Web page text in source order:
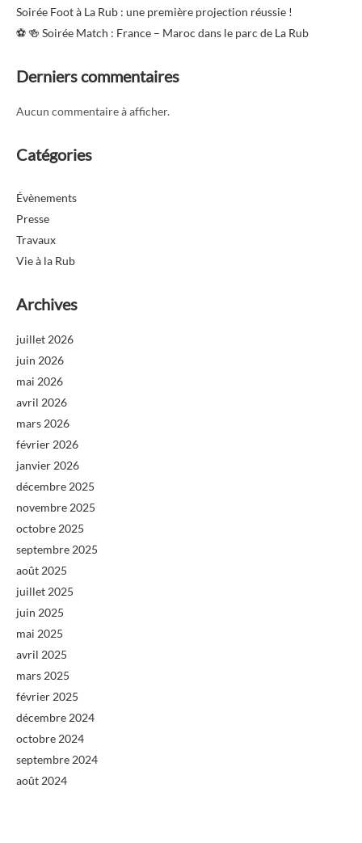
Soirée Foot à La Rub : une première projection réussie !
⚽️ 🍻 Soirée Match : France – Maroc dans le parc de La Rub
Derniers commentaires
Aucun commentaire à afficher.
Catégories
Évènements
Presse
Travaux
Vie à la Rub
Archives
juillet 2026
juin 2026
mai 2026
avril 2026
mars 2026
février 2026
janvier 2026
décembre 2025
novembre 2025
octobre 2025
septembre 2025
août 2025
juillet 2025
juin 2025
mai 2025
avril 2025
mars 2025
février 2025
décembre 2024
octobre 2024
septembre 2024
août 2024